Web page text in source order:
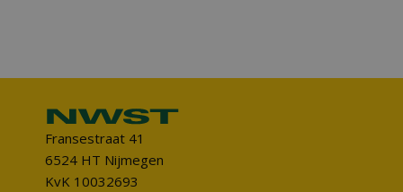
Fransestraat 41
6524 HT Nijmegen
KvK 10032693